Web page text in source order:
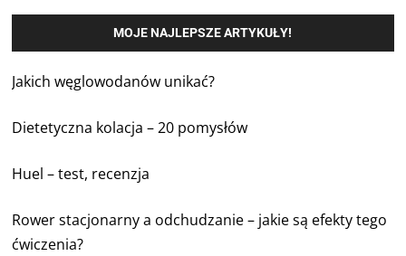
MOJE NAJLEPSZE ARTYKUŁY!
Jakich węglowodanów unikać?
Dietetyczna kolacja – 20 pomysłów
Huel – test, recenzja
Rower stacjonarny a odchudzanie – jakie są efekty tego
ćwiczenia?